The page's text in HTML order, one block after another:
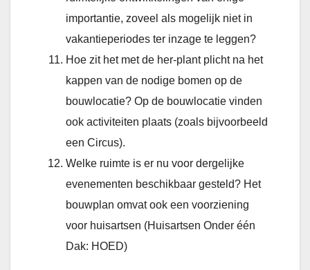
importantie, zoveel als mogelijk niet in
vakantieperiodes ter inzage te leggen?
Hoe zit het met de her-plant plicht na het
kappen van de nodige bomen op de
bouwlocatie? Op de bouwlocatie vinden
ook activiteiten plaats (zoals bijvoorbeeld
een Circus).
Welke ruimte is er nu voor dergelijke
evenementen beschikbaar gesteld? Het
bouwplan omvat ook een voorziening
voor huisartsen (Huisartsen Onder één
Dak: HOED)